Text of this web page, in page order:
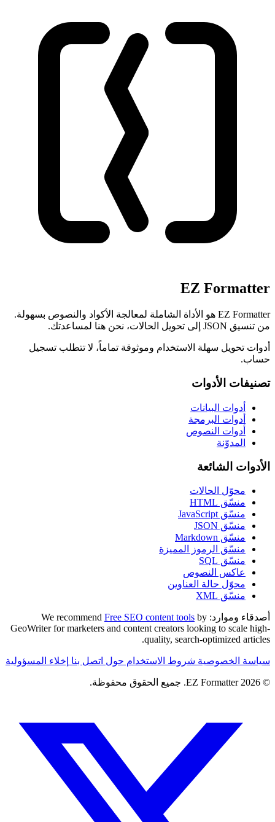
EZ Formatter
EZ Formatter هو الأداة الشاملة لمعالجة الأكواد والنصوص بسهولة.
من تنسيق JSON إلى تحويل الحالات، نحن هنا لمساعدتك.
أدوات تحويل سهلة الاستخدام وموثوقة تماماً، لا تتطلب تسجيل
حساب.
تصنيفات الأدوات
أدوات البيانات
أدوات البرمجة
أدوات النصوص
المدوّنة
الأدوات الشائعة
محوّل الحالات
منسّق HTML
منسّق JavaScript
منسّق JSON
منسّق Markdown
منسّق الرموز المميزة
منسّق SQL
عاكس النصوص
محوّل حالة العناوين
منسّق XML
أصدقاء وموارد: Free SEO content tools by
GeoWriter for marketers and content creators looking to scale high-
quality, search-optimized articles.
سياسة الخصوصية شروط الاستخدام حول اتصل بنا إخلاء المسؤولية
© 2026 EZ Formatter. جميع الحقوق محفوظة.